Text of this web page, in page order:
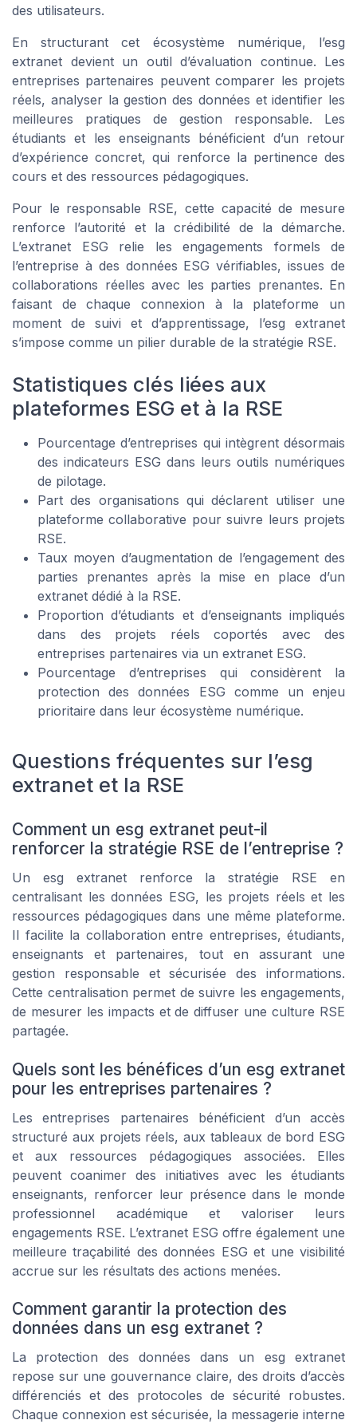
des utilisateurs.
En structurant cet écosystème numérique, l’esg
extranet devient un outil d’évaluation continue. Les
entreprises partenaires peuvent comparer les projets
réels, analyser la gestion des données et identifier les
meilleures pratiques de gestion responsable. Les
étudiants et les enseignants bénéficient d’un retour
d’expérience concret, qui renforce la pertinence des
cours et des ressources pédagogiques.
Pour le responsable RSE, cette capacité de mesure
renforce l’autorité et la crédibilité de la démarche.
L’extranet ESG relie les engagements formels de
l’entreprise à des données ESG vérifiables, issues de
collaborations réelles avec les parties prenantes. En
faisant de chaque connexion à la plateforme un
moment de suivi et d’apprentissage, l’esg extranet
s’impose comme un pilier durable de la stratégie RSE.
Statistiques clés liées aux
plateformes ESG et à la RSE
Pourcentage d’entreprises qui intègrent désormais
des indicateurs ESG dans leurs outils numériques
de pilotage.
Part des organisations qui déclarent utiliser une
plateforme collaborative pour suivre leurs projets
RSE.
Taux moyen d’augmentation de l’engagement des
parties prenantes après la mise en place d’un
extranet dédié à la RSE.
Proportion d’étudiants et d’enseignants impliqués
dans des projets réels coportés avec des
entreprises partenaires via un extranet ESG.
Pourcentage d’entreprises qui considèrent la
protection des données ESG comme un enjeu
prioritaire dans leur écosystème numérique.
Questions fréquentes sur l’esg
extranet et la RSE
Comment un esg extranet peut-il
renforcer la stratégie RSE de l’entreprise ?
Un esg extranet renforce la stratégie RSE en
centralisant les données ESG, les projets réels et les
ressources pédagogiques dans une même plateforme.
Il facilite la collaboration entre entreprises, étudiants,
enseignants et partenaires, tout en assurant une
gestion responsable et sécurisée des informations.
Cette centralisation permet de suivre les engagements,
de mesurer les impacts et de diffuser une culture RSE
partagée.
Quels sont les bénéfices d’un esg extranet
pour les entreprises partenaires ?
Les entreprises partenaires bénéficient d’un accès
structuré aux projets réels, aux tableaux de bord ESG
et aux ressources pédagogiques associées. Elles
peuvent coanimer des initiatives avec les étudiants
enseignants, renforcer leur présence dans le monde
professionnel académique et valoriser leurs
engagements RSE. L’extranet ESG offre également une
meilleure traçabilité des données ESG et une visibilité
accrue sur les résultats des actions menées.
Comment garantir la protection des
données dans un esg extranet ?
La protection des données dans un esg extranet
repose sur une gouvernance claire, des droits d’accès
différenciés et des protocoles de sécurité robustes.
Chaque connexion est sécurisée, la messagerie interne